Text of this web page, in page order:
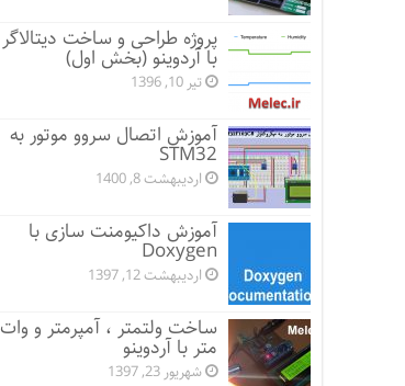
پروژه طراحی و ساخت دیتالاگر
با آردوینو (بخش اول)
تیر 10, 1396
آموزش اتصال سروو موتور به
STM32
اردیبهشت 8, 1400
آموزش داکیومنت سازی با
Doxygen
اردیبهشت 12, 1397
ساخت ولتمتر ، آمپرمتر و وات
متر با آردوینو
شهریور 23, 1397